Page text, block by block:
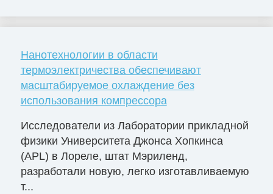
Нанотехнологии в области
термоэлектричества обеспечивают
масштабируемое охлаждение без
использования компрессора
Исследователи из Лаборатории прикладной
физики Университета Джонса Хопкинса
(APL) в Лореле, штат Мэриленд,
разработали новую, легко изготавливаемую
т...